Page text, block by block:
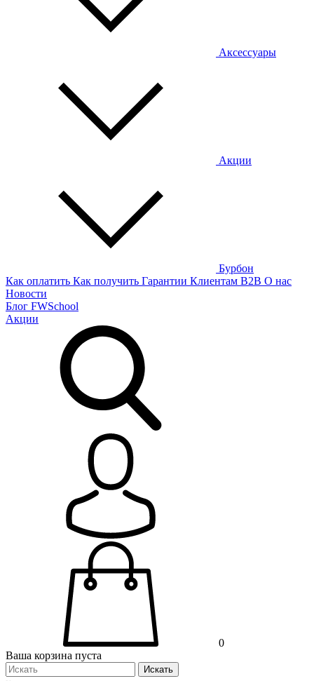
Аксессуары
Акции
Бурбон
Как оплатить Как получить Гарантии Клиентам B2B О нас
Новости
Блог FWSchool
Акции
0
Ваша корзина пуста
Искать